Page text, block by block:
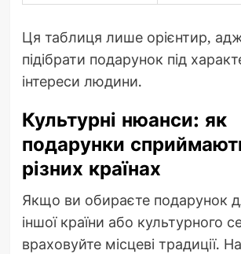
Ця таблиця лише орієнтир,
підібрати подарунок під
інтереси людини.
Культурні нюанси: як
подарунки
різних країнах
Якщо ви обираєте подарунок
іншої країни або культурного
враховуйте місцеві традиції.